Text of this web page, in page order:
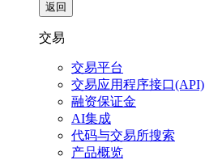
返回
交易
交易平台
交易应用程序接口(API)
融资保证金
AI集成
代码与交易所搜索
产品概览